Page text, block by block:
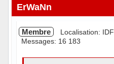
Hors ligne
ErWaNn
Membre Localisation: IDF
Messages: 16 183